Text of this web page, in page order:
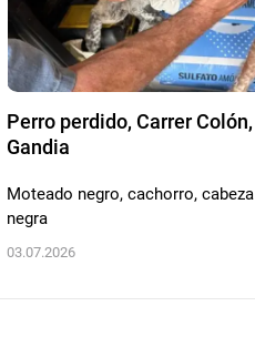
Perro perdido, Carrer Colón,
Gandia
Moteado negro, cachorro, cabeza
negra
03.07.2026